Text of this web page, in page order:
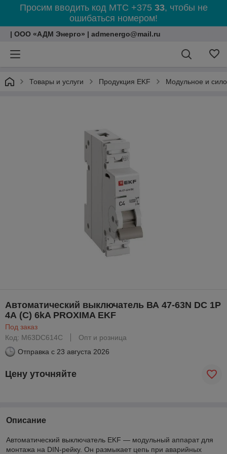
Просим вводить код МТС +375 33, чтобы не
ошибаться номером!
| ООО «АДМ Энерго» | admenergo@mail.ru
Товары и услуги Продукция EKF Модульное и
Автоматический выключатель ВА 47-63N DC 1P
4А (C) 6kA PROXIMA EKF
Под заказ
Код: M63DC614C
Опт и розница
Отправка с 23 августа 2026
Цену уточняйте
Описание
Автоматический выключатель EKF — модульный аппарат для
монтажа на DIN-рейку. Он размыкает цепь при аварийных